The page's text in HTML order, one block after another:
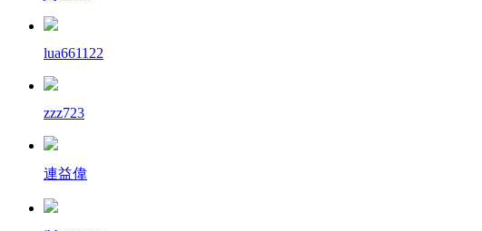
lua661122
zzz723
連益偉